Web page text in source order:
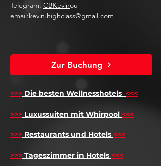
Telegram: CBKevinou
email:kevin.highclass@gmail.com
Zur Buchung
>>> Die besten Wellnesshotels <<<
>>> Luxussuiten mit Whirpool <<<
>>> Restaurants und Hotels <<<
>>> Tageszimmer in Hotels <<<